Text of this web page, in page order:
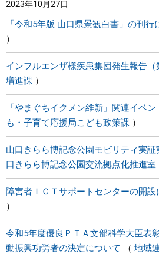
2023年10月27日
「令和5年版 山口県景観白書」の刊行
インフルエンザ様疾患集団発生報告（
増進課
「やまぐちイクメン維新」関連イベ
も・子育て応援局こども政策課
山口きらら博記念公園モビリティ実証
口きらら博記念公園交流拠点化推進室
障害者ＩＣＴサポートセンターの開設
令和5年度優良ＰＴＡ文部科学大臣表
動振興功労者の決定について
地域